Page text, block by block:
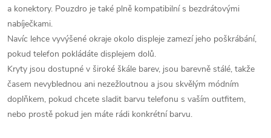
a konektory. Pouzdro je také plně kompatibilní s bezdrátovými
nabíječkami.
Navíc lehce vyvýšené okraje okolo displeje zamezí jeho poškrábání,
pokud telefon pokládáte displejem dolů.
Kryty jsou dostupné v široké škále barev, jsou barevně stálé, takže
časem nevyblednou ani nezežloutnou a jsou skvělým módním
doplňkem, pokud chcete sladit barvu telefonu s vaším outfitem,
nebo prostě pokud jen máte rádi konkrétní barvu.